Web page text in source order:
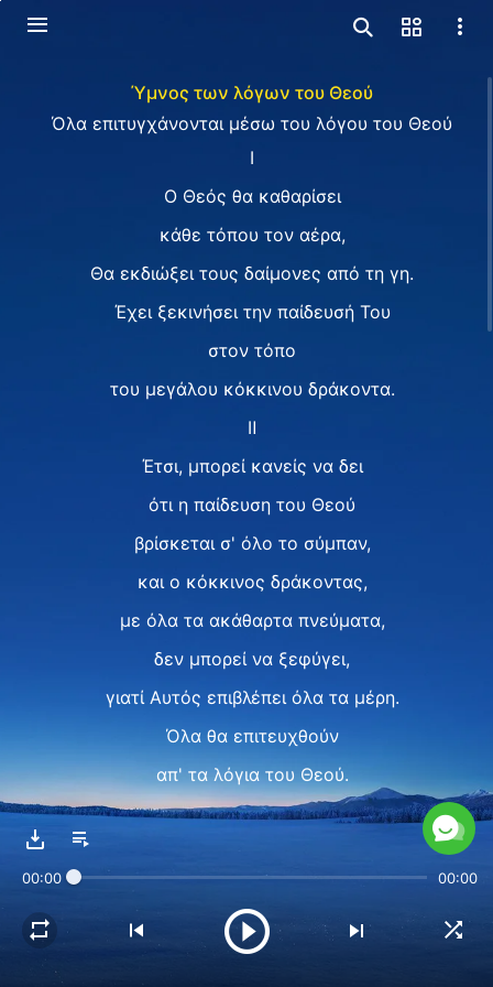
Ύμνος των λόγων του Θεού
Όλα επιτυγχάνονται μέσω του λόγου του Θεού
Ⅰ
Ο Θεός θα καθαρίσει
κάθε τόπου τον αέρα,
Θα εκδιώξει τους δαίμονες από τη γη.
Έχει ξεκινήσει την παίδευσή Του
στον τόπο
του μεγάλου κόκκινου δράκοντα.
Ⅱ
Έτσι, μπορεί κανείς να δει
ότι η παίδευση του Θεού
βρίσκεται σ' όλο το σύμπαν,
και ο κόκκινος δράκοντας,
με όλα τα ακάθαρτα πνεύματα,
δεν μπορεί να ξεφύγει,
γιατί Αυτός επιβλέπει όλα τα μέρη.
Όλα θα επιτευχθούν
απ' τα λόγια του Θεού.
Κανείς άνθρωπος δεν μπορεί να μετέχει,
που θα κάνει Αυτός.
00:00 00:00